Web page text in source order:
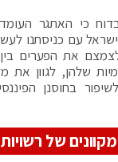
כי האתגר
עם כניסתנו
את הפערים
שלהן, לגוון את
בחוסנן
של